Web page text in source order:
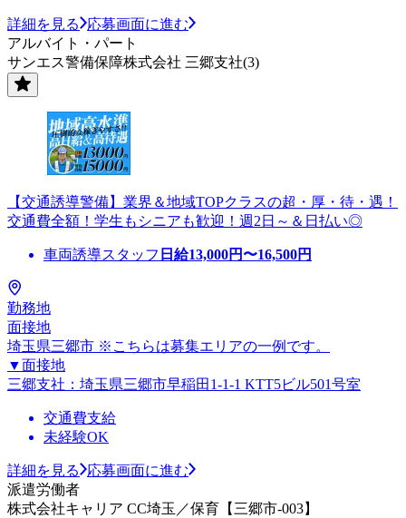
詳細を見る
応募画面に進む
アルバイト・パート
サンエス警備保障株式会社 三郷支社(3)
【交通誘導警備】業界＆地域TOPクラスの超・厚・待・遇！
交通費全額！学生もシニアも歓迎！週2日～＆日払い◎
車両誘導スタッフ 日給13,000円〜16,500円
勤務地
面接地
埼玉県三郷市 ※こちらは募集エリアの一例です。
▼面接地
三郷支社：埼玉県三郷市早稲田1-1-1 KTT5ビル501号室
交通費支給
未経験OK
詳細を見る
応募画面に進む
派遣労働者
株式会社キャリア CC埼玉／保育【三郷市-003】